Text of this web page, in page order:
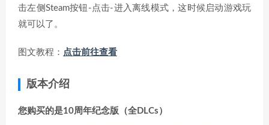
击左侧Steam按钮-点击-进入离线模式，这时候启动游戏玩
就可以了。
图文教程： 点击前往查看
版本介绍
您购买的是10周年纪念版（全DLCs）